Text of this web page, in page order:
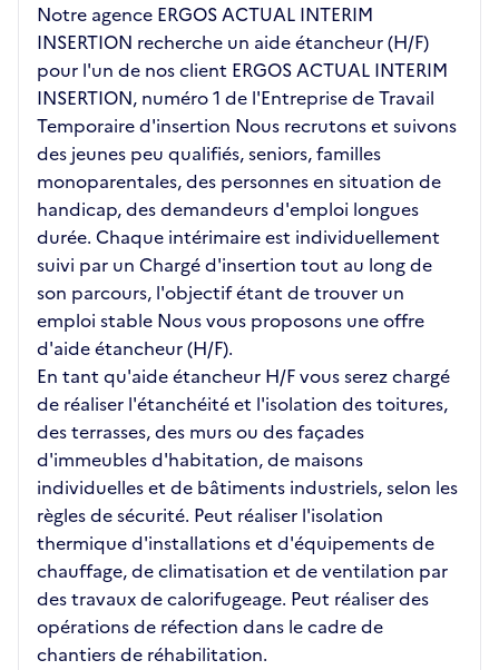
Notre agence ERGOS ACTUAL INTERIM
INSERTION recherche un aide étancheur (H/F)
pour l'un de nos client ERGOS ACTUAL INTERIM
INSERTION, numéro 1 de l'Entreprise de Travail
Temporaire d'insertion Nous recrutons et suivons
des jeunes peu qualifiés, seniors, familles
monoparentales, des personnes en situation de
handicap, des demandeurs d'emploi longues
durée. Chaque intérimaire est individuellement
suivi par un Chargé d'insertion tout au long de
son parcours, l'objectif étant de trouver un
emploi stable Nous vous proposons une offre
d'aide étancheur (H/F).
En tant qu'aide étancheur H/F vous serez chargé
de réaliser l'étanchéité et l'isolation des toitures,
des terrasses, des murs ou des façades
d'immeubles d'habitation, de maisons
individuelles et de bâtiments industriels, selon les
règles de sécurité. Peut réaliser l'isolation
thermique d'installations et d'équipements de
chauffage, de climatisation et de ventilation par
des travaux de calorifugeage. Peut réaliser des
opérations de réfection dans le cadre de
chantiers de réhabilitation.